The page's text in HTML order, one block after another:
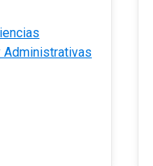
Administrativas